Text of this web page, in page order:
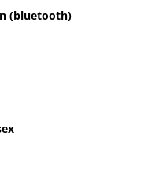
(bluetooth)